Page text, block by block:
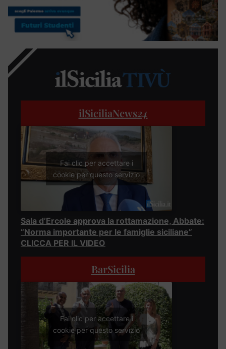
ilSiciliaNews24
Fai clic per accettare i
cookie per questo servizio
Sala d’Ercole approva la rottamazione, Abbate:
“Norma importante per le famiglie siciliane”
CLICCA PER IL VIDEO
BarSicilia
Fai clic per accettare i
cookie per questo servizio